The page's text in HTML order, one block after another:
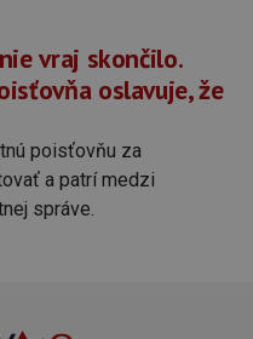
vraj skončilo.
oslavuje, že
poisťovňu za
a patrí medzi
správe.